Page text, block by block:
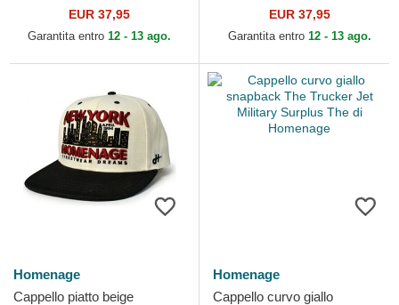
The Retro di Homenage
EUR 37,95
Garantita entro 12 - 13 ago.
HomenageEUR 37,95
Garantita entro 12 - 13 ago.
Homenage
Cappello piatto beige
Homenage
Cappello curvo giallo